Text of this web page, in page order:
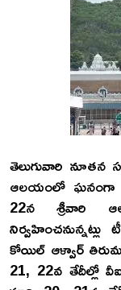
తెలుగువారి నూతన
ఆలయంలో ఘనంగా
22న శ్రీవారి
కోయిల్ ఆళ్వార్
21, 22వ తేదీల్లో